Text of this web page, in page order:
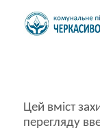
Цей вміст
перегляду